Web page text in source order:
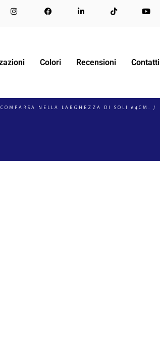
Colori Recensioni Contatti
NELLA LARGHEZZA DI SOLI 64CM.